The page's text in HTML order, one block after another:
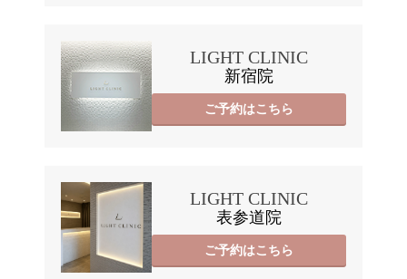
LIGHT CLINIC
新宿院
ご予約はこちら
LIGHT CLINIC
表参道院
ご予約はこちら